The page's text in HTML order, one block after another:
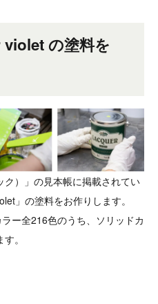
の塗料を
ク）」の見本帳に掲載されてい
」の塗料をお作りします。
ー全216色のうち、ソリッドカ
。